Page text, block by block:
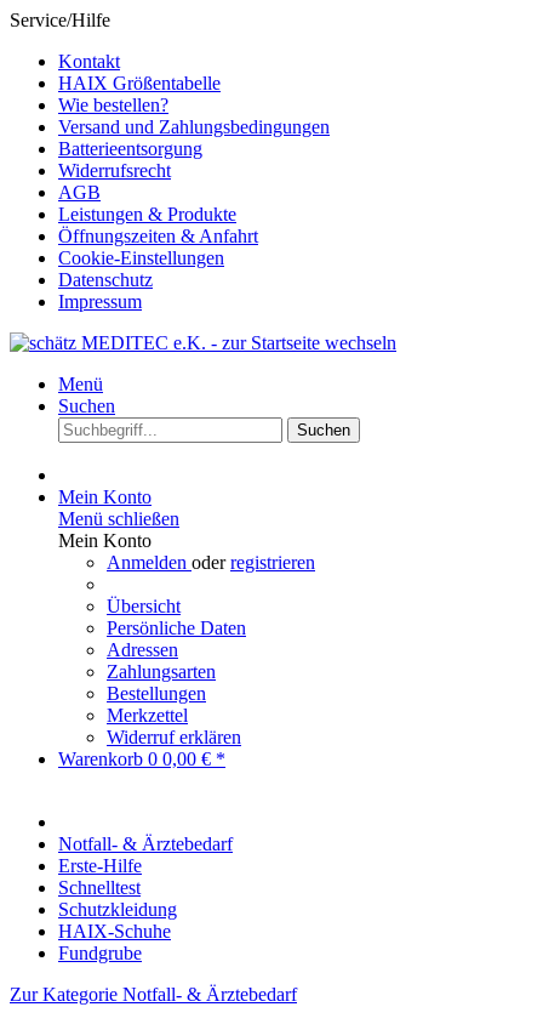
Service/Hilfe
Kontakt
HAIX Größentabelle
Wie bestellen?
Versand und Zahlungsbedingungen
Batterieentsorgung
Widerrufsrecht
AGB
Leistungen & Produkte
Öffnungszeiten & Anfahrt
Cookie-Einstellungen
Datenschutz
Impressum
Menü
Suchen
Suchen
Mein Konto
Menü schließen
Mein Konto
Anmelden oderregistrieren
Übersicht
Persönliche Daten
Adressen
Zahlungsarten
Bestellungen
Merkzettel
Widerruf erklären
Warenkorb 0 0,00 € *
Notfall- & Ärztebedarf
Erste-Hilfe
Schnelltest
Schutzkleidung
HAIX-Schuhe
Fundgrube
Zur Kategorie Notfall- & Ärztebedarf